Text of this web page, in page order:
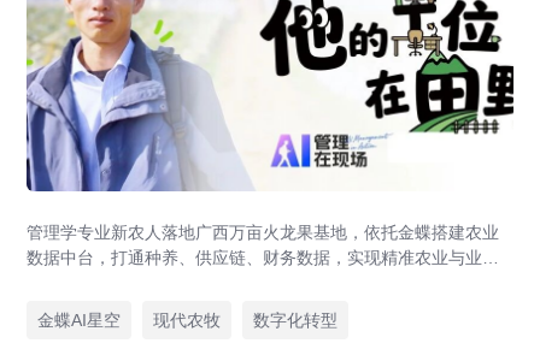
管理学专业新农人落地广西万亩火龙果基地，依托金蝶搭建农业
数据中台，打通种养、供应链、财务数据，实现精准农业与业财
金蝶AI星空
现代农牧 数字化转型